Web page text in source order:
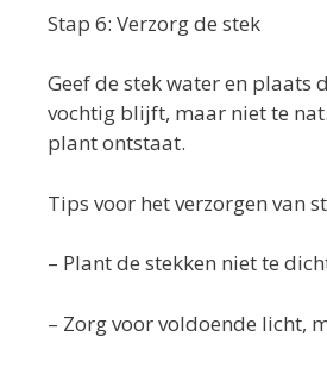
Stap 6: Verzorg de stek
Geef de stek water en plaats
vochtig blijft, maar niet te
plant ontstaat.
Tips voor het verzorgen van
– Plant de stekken niet te
– Zorg voor voldoende licht,